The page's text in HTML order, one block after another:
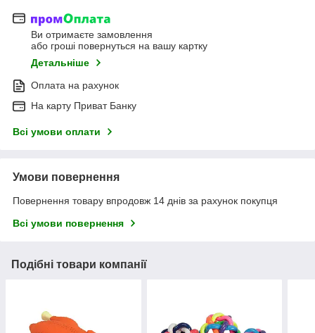
Ви отримаєте замовлення
або гроші повернуться на вашу картку
Детальніше
Оплата на рахунок
На карту Приват Банку
Всі умови оплати
Умови повернення
Повернення товару впродовж 14 днів за рахунок покупця
Всі умови повернення
Подібні товари компанії